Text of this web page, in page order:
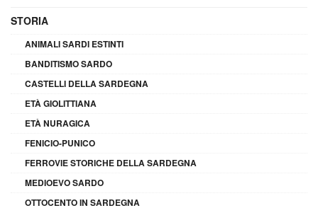
STORIA
ANIMALI SARDI ESTINTI
BANDITISMO SARDO
CASTELLI DELLA SARDEGNA
ETÀ GIOLITTIANA
ETÀ NURAGICA
FENICIO-PUNICO
FERROVIE STORICHE DELLA SARDEGNA
MEDIOEVO SARDO
OTTOCENTO IN SARDEGNA